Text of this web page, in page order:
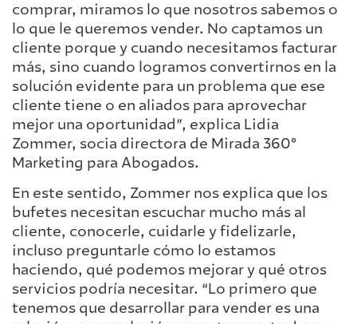
comprar, miramos lo que nosotros sabemos o
lo que le queremos vender. No captamos un
cliente porque y cuando necesitamos facturar
más, sino cuando logramos convertirnos en la
solución evidente para un problema que ese
cliente tiene o en aliados para aprovechar
mejor una oportunidad”, explica Lidia
Zommer, socia directora de Mirada 360°
Marketing para Abogados.
En este sentido, Zommer nos explica que los
bufetes necesitan escuchar mucho más al
cliente, conocerle, cuidarle y fidelizarle,
incluso preguntarle cómo lo estamos
haciendo, qué podemos mejorar y qué otros
servicios podría necesitar. “Lo primero que
tenemos que desarrollar para vender es una